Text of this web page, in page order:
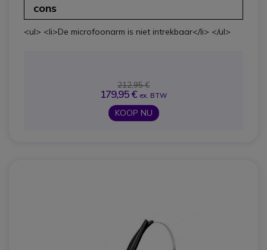
cons
<ul> <li>De microfoonarm is niet intrekbaar</li> </ul>
212,95 €
179,95 € ex. BTW
KOOP NU